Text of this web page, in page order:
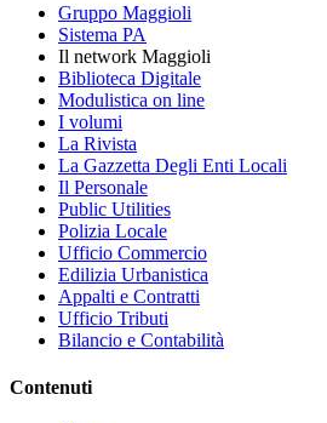
Gruppo Maggioli
Sistema PA
Il network Maggioli
Biblioteca Digitale
Modulistica on line
I volumi
La Rivista
La Gazzetta Degli Enti Locali
Il Personale
Public Utilities
Polizia Locale
Ufficio Commercio
Edilizia Urbanistica
Appalti e Contratti
Ufficio Tributi
Bilancio e Contabilità
Contenuti